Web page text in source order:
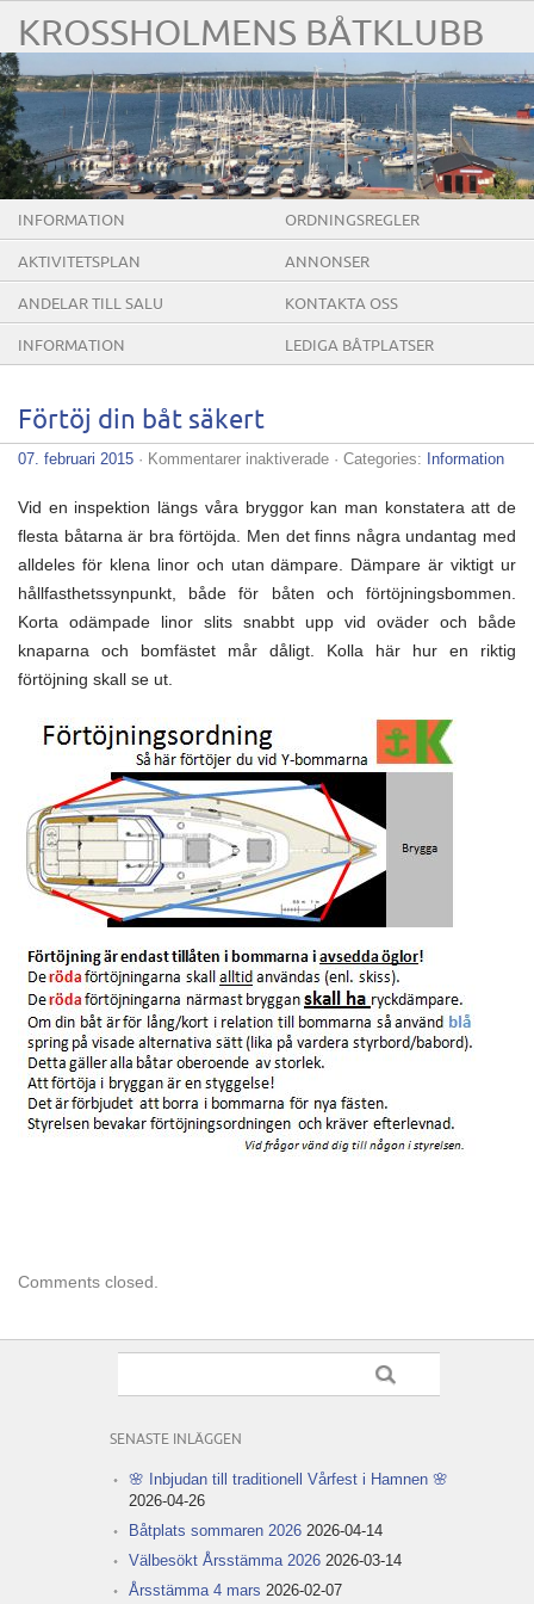
KROSSHOLMENS BÅTKLUBB
INFORMATION ORDNINGSREGLER
AKTIVITETSPLAN ANNONSER
ANDELAR TILL SALU KONTAKTA OSS
INFORMATION LEDIGA BÅTPLATSER
Förtöj din båt säkert
07. februari 2015 · Kommentarer inaktiveradeför
båt
säkert
· Categories: Information
Vid en inspektion längs våra bryggor kan man konstatera att de
flesta båtarna är bra förtöjda. Men det finns några undantag med
alldeles för klena linor och utan dämpare. Dämpare är viktigt ur
hållfasthetssynpunkt, både för båten och förtöjningsbommen.
Korta odämpade linor slits snabbt upp vid oväder och både
knaparna och bomfästet mår dåligt. Kolla här hur en riktig
förtöjning skall se ut.
Comments closed.
SENASTE INLÄGGEN
🌸 Inbjudan till traditionell Vårfest i Hamnen 🌸
2026-04-26
Båtplats sommaren 2026 2026-04-14
Välbesökt Årsstämma 2026 2026-03-14
Årsstämma 4 mars 2026-02-07